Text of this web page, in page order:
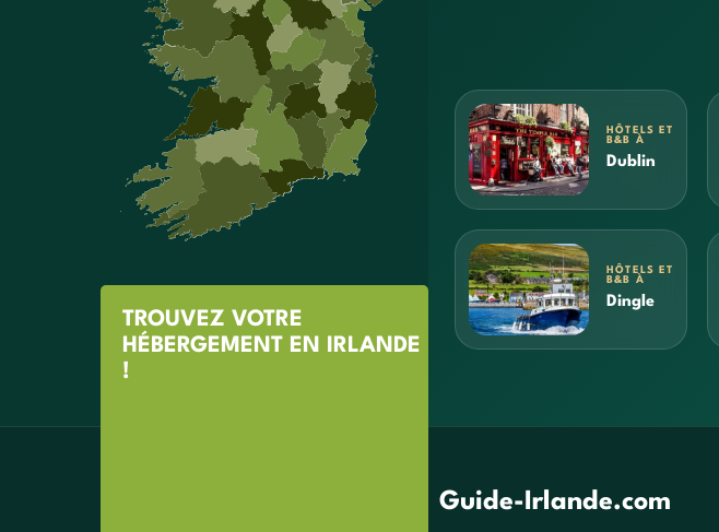
TROUVEZ VOTRE
HÉBERGEMENT EN IRLANDE
!
HÔTELS ET
B&B À
Dublin
HÔTELS ET
B&B À
Dingle
Guide-Irlande.com